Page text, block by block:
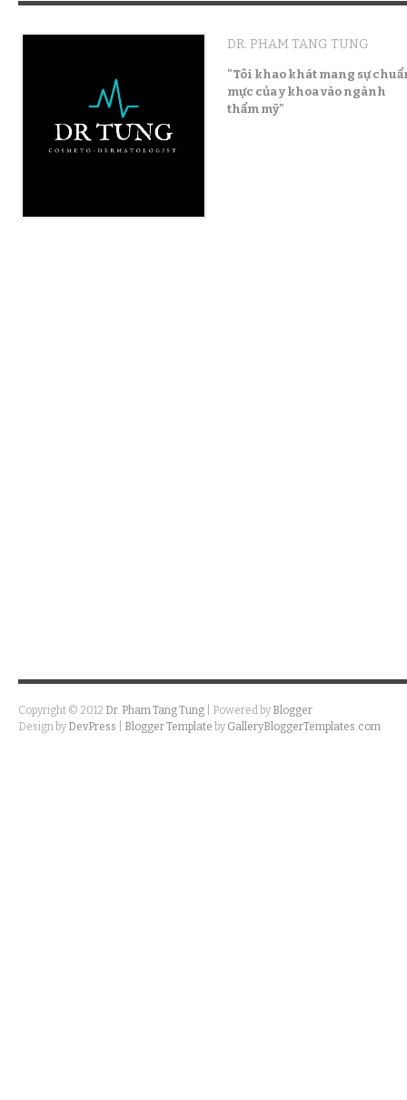
DR. PHAM TANG TUNG
"Tôi khao khát mang sự
mực của y khoa vào ngành
thẩm mỹ"
Copyright © 2012 Dr. Pham Tang Tung | Powered by Blogger
Design by DevPress Blogger Template by GalleryBloggerTemplates.com